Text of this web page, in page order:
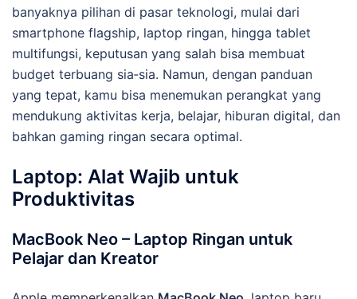
banyaknya pilihan di pasar teknologi, mulai dari
smartphone flagship, laptop ringan, hingga tablet
multifungsi, keputusan yang salah bisa membuat
budget terbuang sia‑sia. Namun, dengan panduan
yang tepat, kamu bisa menemukan perangkat yang
mendukung aktivitas kerja, belajar, hiburan digital, dan
bahkan gaming ringan secara optimal.
Laptop: Alat Wajib untuk
Produktivitas
MacBook Neo – Laptop Ringan untuk
Pelajar dan Kreator